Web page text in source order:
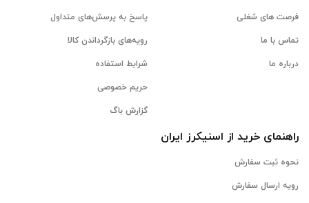
فرصت های شغلی
تماس با ما
درباره ما
پاسخ به پرسش‌های متداول
رویه‌های بازگرداندن کالا
شرایط استفاده
حریم خصوصی
گزارش باگ
راهنمای خرید از اسنیکرز ایران
نحوه ثبت سفارش
رویه ارسال سفارش